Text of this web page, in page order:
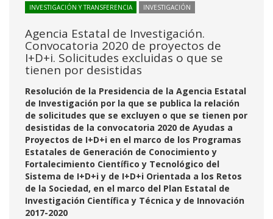
INVESTIGACIÓN Y TRANSFERENCIA INVESTIGACIÓN
Agencia Estatal de Investigación.
Convocatoria 2020 de proyectos de
I+D+i. Solicitudes excluidas o que se
tienen por desistidas
Resolución de la Presidencia de la Agencia Estatal
de Investigación por la que se publica la relación
de solicitudes que se excluyen o que se tienen por
desistidas de la convocatoria 2020 de Ayudas a
Proyectos de I+D+i en el marco de los Programas
Estatales de Generación de Conocimiento y
Fortalecimiento Científico y Tecnológico del
Sistema de I+D+i y de I+D+i Orientada a los Retos
de la Sociedad, en el marco del Plan Estatal de
Investigación Científica y Técnica y de Innovación
2017-2020